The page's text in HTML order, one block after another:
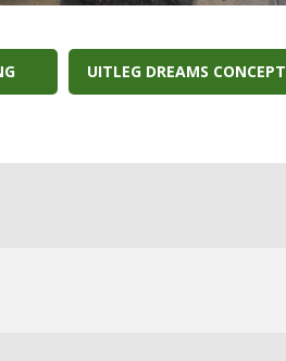
UITLEG DREAMS CONCEPT